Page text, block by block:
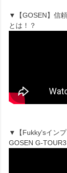
▼【GOSEN】信
とは！？
▼【Fukky'sインプ
GOSEN G-TOUR3